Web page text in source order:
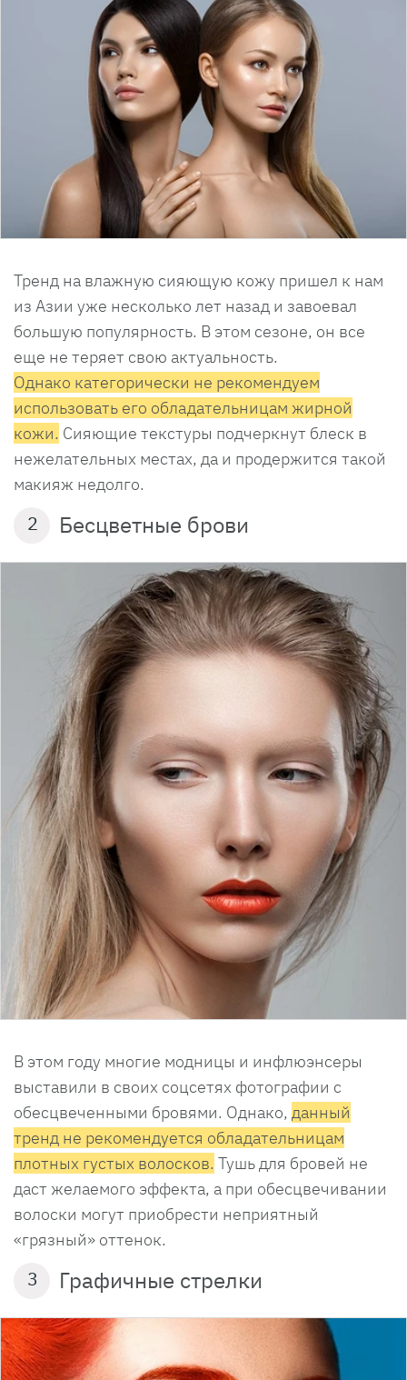
Тренд на влажную сияющую кожу пришел к нам
из Азии уже несколько лет назад и завоевал
большую популярность. В этом сезоне, он все
еще не теряет свою актуальность.
Однако категорически не рекомендуем
использовать его обладательницам жирной
кожи. Сияющие текстуры подчеркнут блеск в
нежелательных местах, да и продержится такой
макияж недолго.
2 Бесцветные брови
В этом году многие модницы и инфлюэнсеры
выставили в своих соцсетях фотографии с
обесцвеченными бровями. Однако, данный
тренд не рекомендуется обладательницам
плотных густых волосков. Тушь для бровей не
даст желаемого эффекта, а при обесцвечивании
волоски могут приобрести неприятный
«грязный» оттенок.
3 Графичные стрелки